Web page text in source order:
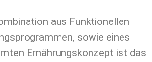
aus Funktionellen
sowie eines
Ernährungskonzept ist das